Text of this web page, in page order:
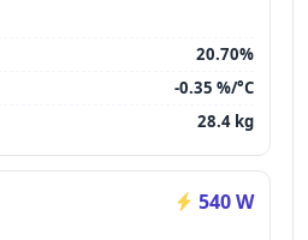
20.70%
-0.35 %/°C
28.4 kg
540 W